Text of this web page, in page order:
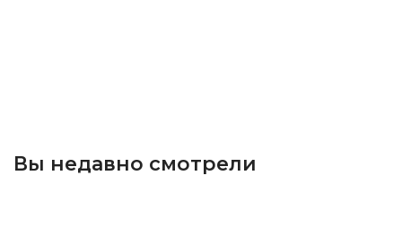
Вы недавно смотрели